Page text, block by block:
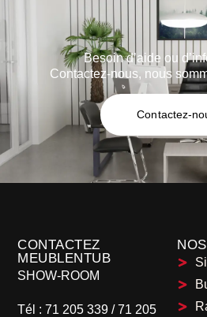
Besoin d’aide ou
Contactez-nous, nous
Contactez-
CONTACTEZ
MEUBLENTUB
SHOW-ROOM
Tél : 71 205 339 /71 205